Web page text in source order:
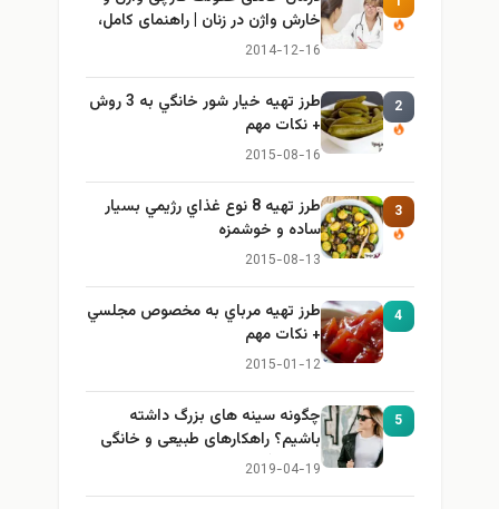
خارش واژن در زنان | راهنمای کامل،
ایمن و کاربردی
2014-12-16
2
طرز تهيه خیار شور خانگي به 3 روش
+ نكات مهم
2015-08-16
3
طرز تهيه 8 نوع غذاي رژيمي بسيار
ساده و خوشمزه
2015-08-13
4
طرز تهيه مرباي به مخصوص مجلسي
+ نكات مهم
2015-01-12
5
چگونه سینه های بزرگ داشته
باشیم؟ راهکارهای طبیعی و خانگی
برای بزرگ کردن سینه
2019-04-19